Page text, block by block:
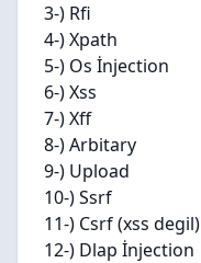
3-) Rfi
4-) Xpath
5-) Os İnjection
6-) Xss
7-) Xff
8-) Arbitary
9-) Upload
10-) Ssrf
11-) Csrf (xss degil)
12-) Dlap İnjection